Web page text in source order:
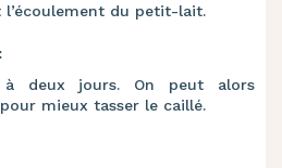
l’écoulement du petit-lait.
à deux jours. On peut alors
mieux tasser le caillé.